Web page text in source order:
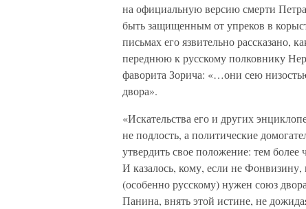
на официальную версию смерти
быть защищенным от упреков в
письмах его язвительно рассказано,
переднюю к русскому полковнику
фаворита Зорича: «…они сею
двора».
«Искательства его и других
не подлость, а политические
утвердить свое положение: тем
И казалось, кому, если не Фонвизину,
(особенно русскому) нужен союз
Панина, внять этой истине, не